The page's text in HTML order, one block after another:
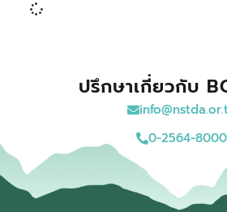
ปรึกษาเกี่ยวกับ
0-2564-8000